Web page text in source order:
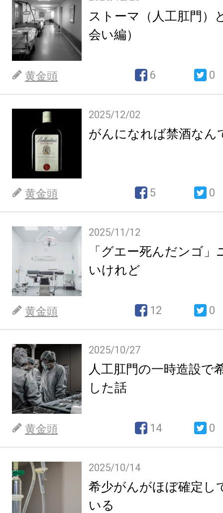
ストーマ（人工肛門）
会い編）
黄金頭 6 0
2025/12/02
がんになれば禁酒なん
黄金頭 5 0
2025/11/12
「グエー死んだンゴ
いけれど
黄金頭 12 0
2025/10/27
人工肛門の一時造設で
した話
黄金頭 14 0
2025/10/14
希少がんがほぼ確定し
いる